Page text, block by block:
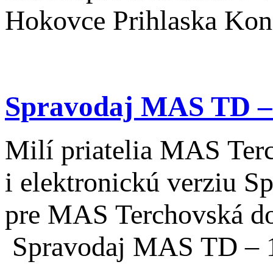
Hokovce Prihlaska
Spravodaj MAS TD
Milí priatelia MAS
i elektronickú verziu
pre MAS Terchovská
Spravodaj MAS TD –